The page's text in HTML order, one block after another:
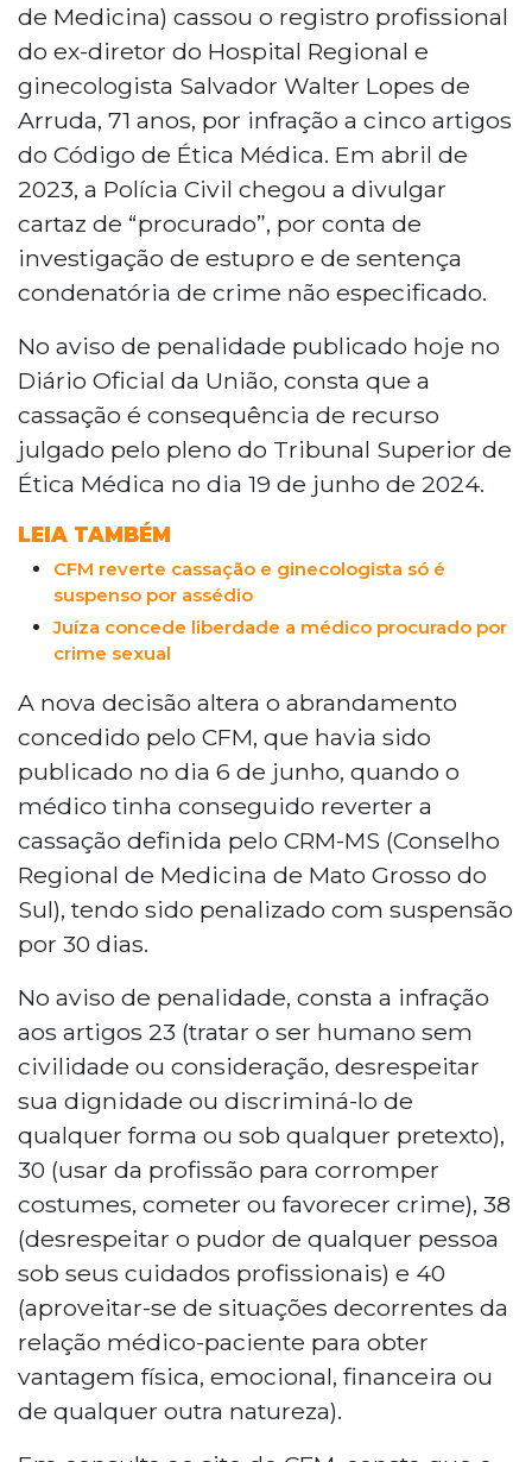
de Medicina) cassou o registro profissional
do ex-diretor do Hospital Regional e
ginecologista Salvador Walter Lopes de
Arruda, 71 anos, por infração a cinco artigos
do Código de Ética Médica. Em abril de
2023, a Polícia Civil chegou a divulgar
cartaz de “procurado”, por conta de
investigação de estupro e de sentença
condenatória de crime não especificado.
No aviso de penalidade publicado hoje no
Diário Oficial da União, consta que a
cassação é consequência de recurso
julgado pelo pleno do Tribunal Superior de
Ética Médica no dia 19 de junho de 2024.
LEIA TAMBÉM
CFM reverte cassação e ginecologista só é
suspenso por assédio
Juíza concede liberdade a médico procurado por
crime sexual
A nova decisão altera o abrandamento
concedido pelo CFM, que havia sido
publicado no dia 6 de junho, quando o
médico tinha conseguido reverter a
cassação definida pelo CRM-MS (Conselho
Regional de Medicina de Mato Grosso do
Sul), tendo sido penalizado com suspensão
por 30 dias.
No aviso de penalidade, consta a infração
aos artigos 23 (tratar o ser humano sem
civilidade ou consideração, desrespeitar
sua dignidade ou discriminá-lo de
qualquer forma ou sob qualquer pretexto),
30 (usar da profissão para corromper
costumes, cometer ou favorecer crime), 38
(desrespeitar o pudor de qualquer pessoa
sob seus cuidados profissionais) e 40
(aproveitar-se de situações decorrentes da
relação médico-paciente para obter
vantagem física, emocional, financeira ou
de qualquer outra natureza).